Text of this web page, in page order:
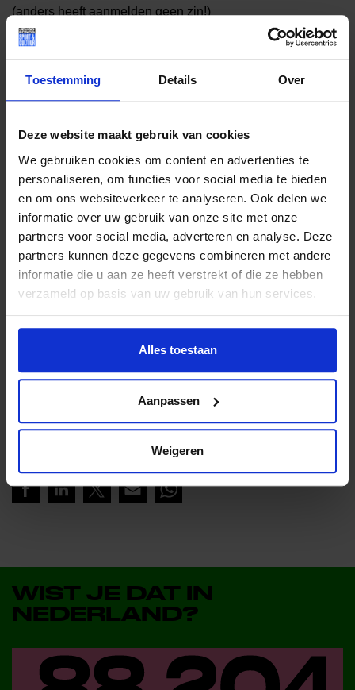
Toestemming Details Over
Deze website maakt gebruik van cookies
We gebruiken cookies om content en advertenties te
personaliseren, om functies voor social media te bieden
en om ons websiteverkeer te analyseren. Ook delen we
informatie over uw gebruik van onze site met onze
partners voor social media, adverteren en analyse. Deze
partners kunnen deze gegevens combineren met andere
informatie die u aan ze heeft verstrekt of die ze hebben
verzameld op basis van uw gebruik van hun services.
Alles toestaan
Aanpassen
Weigeren
(anders heeft aanmelden geen zin!)
– U bent van plan het hele seizoen structureel de
wedstrijden met uw kind(eren) te bezoeken. Eventueel
van het gezin.
– De seizoenkaarten zijn alleen geldig voor seizoen 2022-
2023. Het is verboden deze kaarten door te verkopen of
anderszins ten gelde te maken. Misbruik zal tot intrekking
van de seizoenkaarten leiden.
Dit aanbod is nadrukkelijk voor de echte supporters en niet
als een leuk extra uitje bedoeld. Komend seizoen zal er de
mogelijkheid zijn voor alle andere kinderen om een keer
gratis naar een wedstrijd van FC Groningen te gaan. Houd
Lees meer nieuws
WIST JE DAT IN
NEDERLAND?